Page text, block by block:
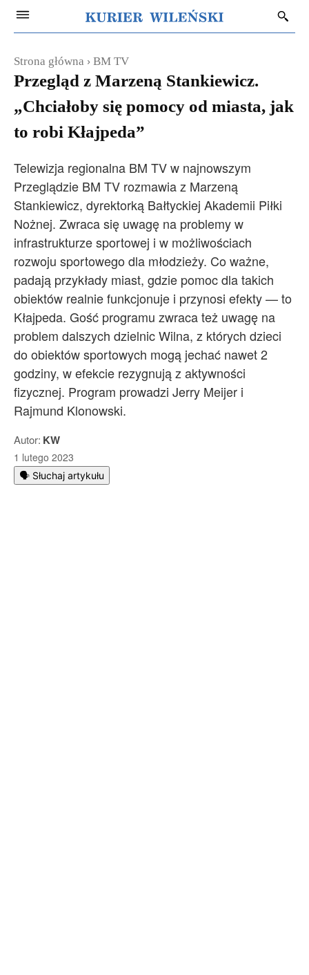
Strona główna BM TV
Przegląd z Marzeną Stankiewicz.
„Chciałoby się pomocy od miasta, jak
to robi Kłajpeda”
Telewizja regionalna BM TV w najnowszym
Przeglądzie BM TV rozmawia z Marzeną
Stankiewicz, dyrektorką Bałtyckiej Akademii Piłki
Nożnej. Zwraca się uwagę na problemy w
infrastrukturze sportowej i w możliwościach
rozwoju sportowego dla młodzieży. Co ważne,
padają przykłady miast, gdzie pomoc dla takich
obiektów realnie funkcjonuje i przynosi efekty — to
Kłajpeda. Gość programu zwraca też uwagę na
problem dalszych dzielnic Wilna, z których dzieci
do obiektów sportowych mogą jechać nawet 2
godziny, w efekcie rezygnują z aktywności
fizycznej. Program prowadzi Jerry Meijer i
Rajmund Klonowski.
Autor: KW
1 lutego 2023
🗣️ Słuchaj artykułu